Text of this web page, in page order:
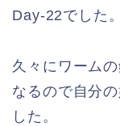
Day-22でした。
久々にワーム
なるので自分
した。